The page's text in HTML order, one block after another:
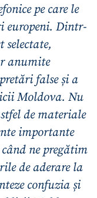
pe care le
europeni. Dintr-
anumite
false și a
Moldova. Nu
de materiale
importante
ne pregătim
de aderare la
confuzia și